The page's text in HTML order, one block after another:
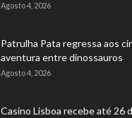
Agosto 4, 2026
Patrulha Pata regressa aos
aventura entre dinossauros
Agosto 4, 2026
Casino Lisboa recebe até 26